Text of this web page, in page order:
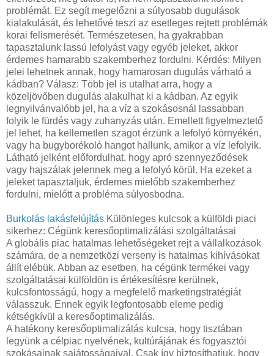
problémát. Ez segít megelőzni a súlyosabb dugulások
kialakulását, és lehetővé teszi az esetleges rejtett problémák
korai felismerését. Természetesen, ha gyakrabban
tapasztalunk lassú lefolyást vagy egyéb jeleket, akkor
érdemes hamarabb szakemberhez fordulni. Kérdés: Milyen
jelei lehetnek annak, hogy hamarosan dugulás várható a
kádban? Válasz: Több jel is utalhat arra, hogy a
közeljövőben dugulás alakulhat ki a kádban. Az egyik
legnyilvánvalóbb jel, ha a víz a szokásosnál lassabban
folyik le fürdés vagy zuhanyzás után. Emellett figyelmeztető
jel lehet, ha kellemetlen szagot érzünk a lefolyó környékén,
vagy ha bugyborékoló hangot hallunk, amikor a víz lefolyik.
Látható jelként előfordulhat, hogy apró szennyeződések
vagy hajszálak jelennek meg a lefolyó körül. Ha ezeket a
jeleket tapasztaljuk, érdemes mielőbb szakemberhez
fordulni, mielőtt a probléma súlyosbodna.
Burkolás lakásfelújítás Különleges kulcsok a külföldi piaci
sikerhez: Cégünk keresőoptimalizálási szolgáltatásai
A globális piac hatalmas lehetőségeket rejt a vállalkozások
számára, de a nemzetközi verseny is hatalmas kihívásokat
állít elébük. Abban az esetben, ha cégünk termékei vagy
szolgáltatásai külföldön is értékesítésre kerülnek,
kulcsfontosságú, hogy a megfelelő marketingstratégiát
válasszuk. Ennek egyik legfontosabb eleme pedig
kétségkívül a keresőoptimalizálás.
A hatékony keresőoptimalizálás kulcsa, hogy tisztában
legyünk a célpiac nyelvének, kultúrájának és fogyasztói
szokásainak sajátosságaival. Csak így biztosíthatjuk, hogy